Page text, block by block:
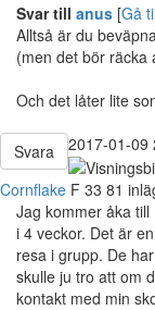
Svar till anus [Gå
Alltså är du
(men det bör räcka
Och det låter lite
Svara
2017-01-09
Cornflake F 33 81
Jag kommer åka
i 4 veckor. Det är
resa i grupp. De
skulle ju tro att om
kontakt med min